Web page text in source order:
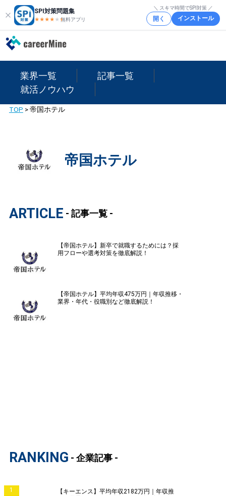
SPI対策問題集
★★★★ ★★
無料アプリ
＼ スキマ時間でSPI対策 ／
開く インストール
業界一覧
記事一覧
就活ノウハウ
TOP >帝国ホテル
帝国ホテル
ARTICLE - 記事一覧 -
【帝国ホテル】新卒で就職するためには？採
用フローや選考対策を徹底解説！
【帝国ホテル】平均年収475万円｜年収推移・
業界・年代・役職別など徹底解説！
RANKING - 企業記事 -
1
【キーエンス】平均年収2182万円｜年収推